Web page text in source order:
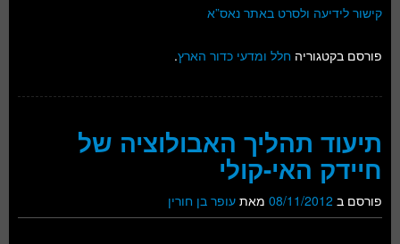
קישור לידיעה ולסרט באתר נאס”א
פורסם בקטגוריה חלל ומדעי כדור הארץ.
תיעוד תהליך האבולוציה של
חיידק האי-קולי
פורסם ב 08/11/2012 מאת עופר בן חורין